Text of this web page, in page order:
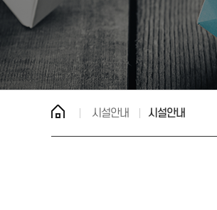
시설안내 시설안내